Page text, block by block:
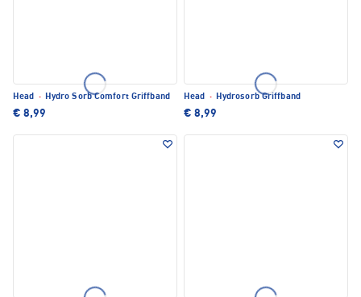
Head · Hydro Sorb Comfort Griffband
€ 8,99
Head · Hydrosorb Griffband
€ 8,99